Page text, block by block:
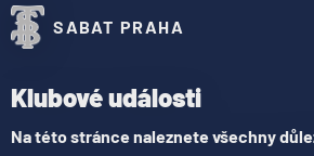
SABAT PRAHA
Klubové události
Na této stránce naleznete všechny